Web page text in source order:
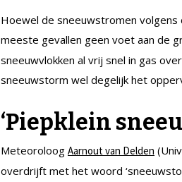
Hoewel de sneeuwstromen volgens
meeste gevallen geen voet aan de
sneeuwvlokken al vrij snel in gas
sneeuwstorm wel degelijk het
‘Piepklein
Meteoroloog Aarnout van Delden
overdrijft met het woord